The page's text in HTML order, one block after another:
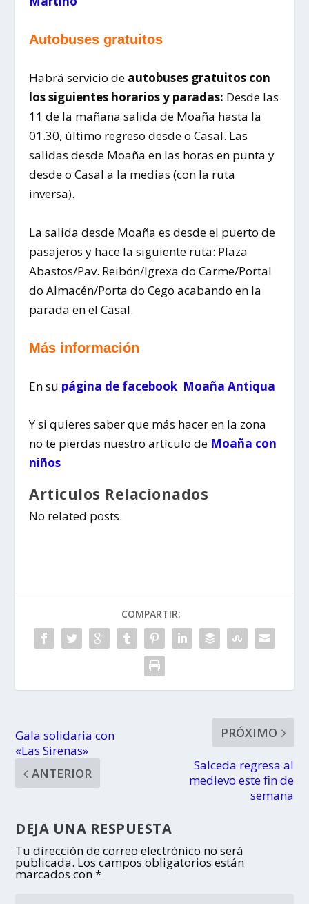
Autobuses gratuitos
Habrá servicio de autobuses gratuitos con
los siguientes horarios y paradas: Desde las
11 de la mañana salida de Moaña hasta la
01.30, último regreso desde o Casal. Las
salidas desde Moaña en las horas en punta y
desde o Casal a la medias (con la ruta
inversa).
La salida desde Moaña es desde el puerto de
pasajeros y hace la siguiente ruta: Plaza
Abastos/Pav. Reibón/Igrexa do Carme/Portal
do Almacén/Porta do Cego acabando en la
parada en el Casal.
Más información
En su página de facebook Moaña Antiqua
Y si quieres saber que más hacer en la zona
no te pierdas nuestro artículo de Moaña con
niños
Articulos Relacionados
No related posts.
COMPARTIR:
Gala solidaria con
«Las Sirenas»
ANTERIOR
PRÓXIMO
Salceda regresa al
medievo este fin de
semana
DEJA UNA RESPUESTA
Tu dirección de correo electrónico no será
publicada. Los campos obligatorios están
marcados con*